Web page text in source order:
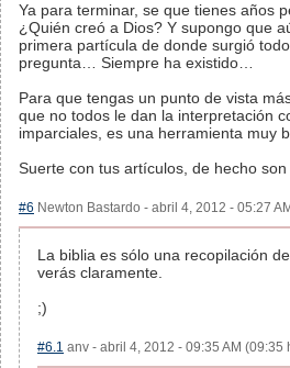
Ya para terminar, se que tienes años
¿Quién creó a Dios? Y supongo que
primera partícula de donde surgió
pregunta… Siempre ha existido…
Para que tengas un punto de vista
que no todos le dan la interpretación
imparciales, es una herramienta muy
Suerte con tus artículos, de hecho
#6 Newton Bastardo - abril 4, 2012 - 05:27
La biblia es sólo una recopilación
verás claramente.
;)
#6.1 anv - abril 4, 2012 - 09:35 AM (09:35